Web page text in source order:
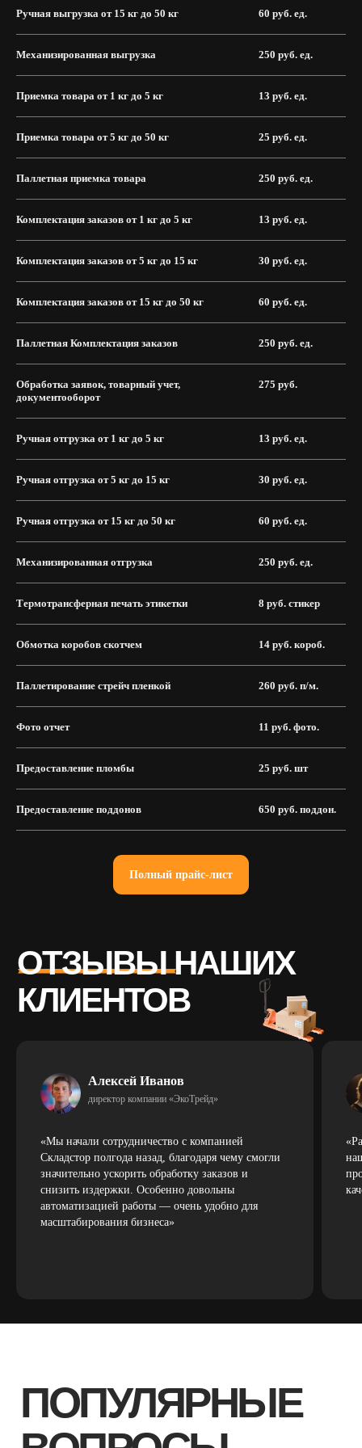
Ручная выгрузка от 15 кг до 50 кг 60 руб. ед.
Механизированная выгрузка 250 руб. ед.
Приемка товара от 1 кг до 5 кг 13 руб. ед.
Приемка товара от 5 кг до 50 кг 25 руб. ед.
Паллетная приемка товара 250 руб. ед.
Комплектация заказов от 1 кг до 5 кг 13 руб. ед.
Комплектация заказов от 5 кг до 15 кг 30 руб. ед.
Комплектация заказов от 15 кг до 50 кг 60 руб. ед.
Паллетная Комплектация заказов 250 руб. ед.
Обработка заявок, товарный учет,
документооборот
275 руб.
Ручная отгрузка от 1 кг до 5 кг 13 руб. ед.
Ручная отгрузка от 5 кг до 15 кг 30 руб. ед.
Ручная отгрузка от 15 кг до 50 кг 60 руб. ед.
Механизированная отгрузка 250 руб. ед.
Термотрансферная печать этикетки 8 руб. стикер
Обмотка коробов скотчем 14 руб. короб.
Паллетирование стрейч пленкой 260 руб. п/м.
Фото отчет 11 руб. фото.
Предоставление пломбы 25 руб. шт
Предоставление поддонов 650 руб. поддон.
Полный прайс-лист
Алексей Иванов
директор компании «ЭкоТрейд»
«Мы начали сотрудничество с компанией
Складстор полгода назад, благодаря чему смогли
значительно ускорить обработку заказов и
снизить издержки. Особенно довольны
автоматизацией работы — очень удобно для
масштабирования бизнеса»
Складстор — это наша полная ответственность и ваше
Если вы считаете нецелесообразным использовать в
своей работе FBO-механику, наш комплекс услуг станет
для хранения товаров в московском регионе. Это
а не поиску инвестиций в собственные склады или
логистическую команду.